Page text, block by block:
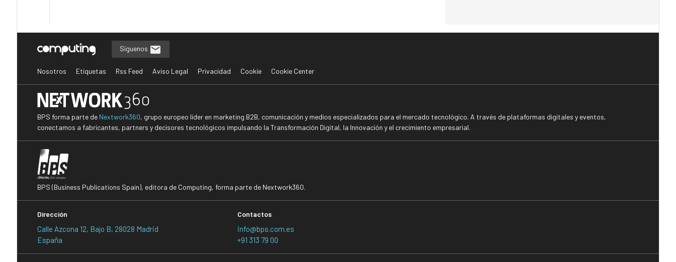
Síguenos
Nosotros Etiquetas Rss Feed Aviso Legal Privacidad Cookie Cookie Center
BPS forma parte de Nextwork360, grupo europeo líder en marketing B2B, comunicación y medios especializados para el mercado tecnológico. A través de plataformas digitales y eventos,
conectamos a fabricantes, partners y decisores tecnológicos impulsando la Transformación Digital, la Innovación y el crecimiento empresarial.
BPS (Business Publications Spain), editora de Computing, forma parte de Nextwork360.
Dirección
Calle Azcona 12, Bajo B, 28028 Madrid
España
Contactos
info@bps.com.es
+91 313 79 00